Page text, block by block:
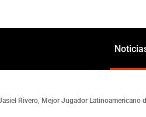
Rivero, Mejor Jugador Latinoamericano